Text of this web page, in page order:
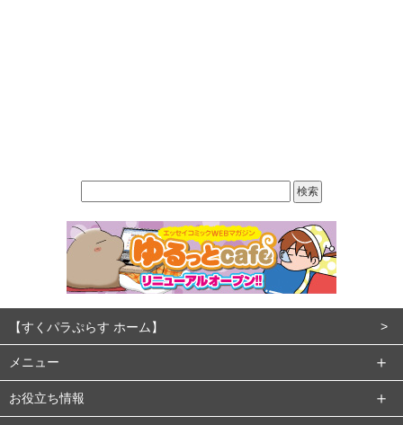
メニュー
お役立ち情報
【すくパラぷらす ホーム】